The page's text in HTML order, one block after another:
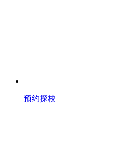
预约探校